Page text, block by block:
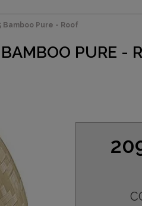
Bamboo Pure - Roof
PURE -